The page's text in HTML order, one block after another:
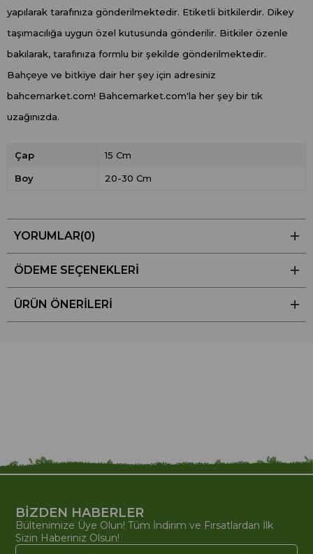
yapılarak tarafınıza gönderilmektedir. Etiketli bitkilerdir. Dikey
taşımacılığa uygun özel kutusunda gönderilir. Bitkiler özenle
bakılarak, tarafınıza formlu bir şekilde gönderilmektedir.
Bahçeye ve bitkiye dair her şey için adresiniz
bahcemarket.com! Bahcemarket.com'la her şey bir tık
uzağınızda.
Çap 15 Cm
Boy 20-30 Cm
YORUMLAR(0)
ÖDEME SEÇENEKLERI
ÜRÜN ÖNERILERI
BİZDEN HABERLER
Bültenimize Üye Olun! Tüm İndirim ve Fırsatlardan İlk
Sizin Haberiniz Olsun!